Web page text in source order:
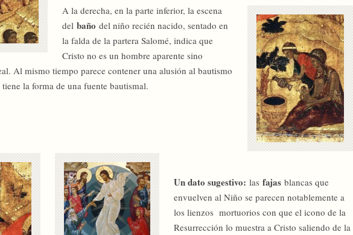
A la derecha, en la parte inferior, la escena
del baño del niño recién nacido, sentado en
la falda de la partera Salomé, indica que
Cristo no es un hombre aparente sino
Al mismo tiempo parece contener una alusión al bautismo
la forma de una fuente bautismal.
Un dato sugestivo: las fajas blancas que
envuelven al Niño se parecen notablemente a
los lienzos mortuorios con que el icono de la
Resurrección lo muestra a Cristo saliendo de la